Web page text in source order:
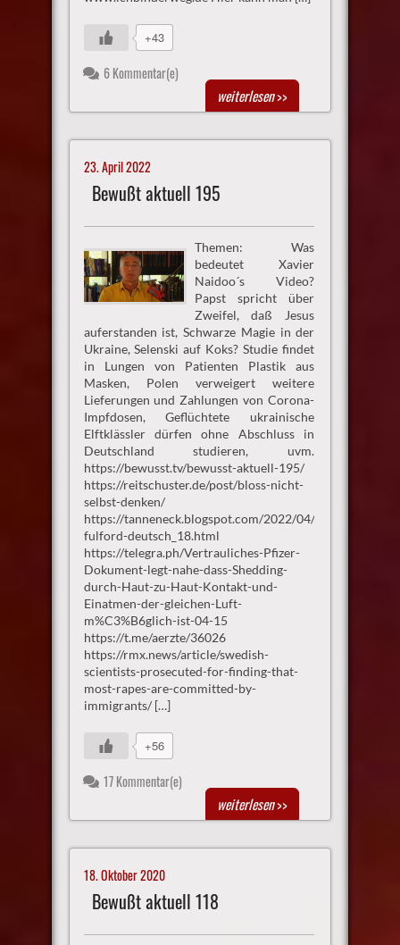
+43
6 Kommentar(e)
weiterlesen>>
23. April 2022
Bewußt aktuell 195
Themen: Was
bedeutet Xavier
Naidoo´s Video?
Papst spricht über
Zweifel, daß Jesus
auferstanden ist, Schwarze Magie in der
Ukraine, Selenski auf Koks? Studie findet
in Lungen von Patienten Plastik aus
Masken, Polen verweigert weitere
Lieferungen und Zahlungen von Corona-
Impfdosen, Geflüchtete ukrainische
Elftklässler dürfen ohne Abschluss in
Deutschland studieren, uvm.
https://bewusst.tv/bewusst-aktuell-195/
https://reitschuster.de/post/bloss-nicht-
selbst-denken/
https://tanneneck.blogspot.com/2022/04/benjamin-
fulford-deutsch_18.html
https://telegra.ph/Vertrauliches-Pfizer-
Dokument-legt-nahe-dass-Shedding-
durch-Haut-zu-Haut-Kontakt-und-
Einatmen-der-gleichen-Luft-
m%C3%B6glich-ist-04-15
https://t.me/aerzte/36026
https://rmx.news/article/swedish-
scientists-prosecuted-for-finding-that-
most-rapes-are-committed-by-
immigrants/ […]
+56
17 Kommentar(e)
weiterlesen>>
18. Oktober 2020
Bewußt aktuell 118